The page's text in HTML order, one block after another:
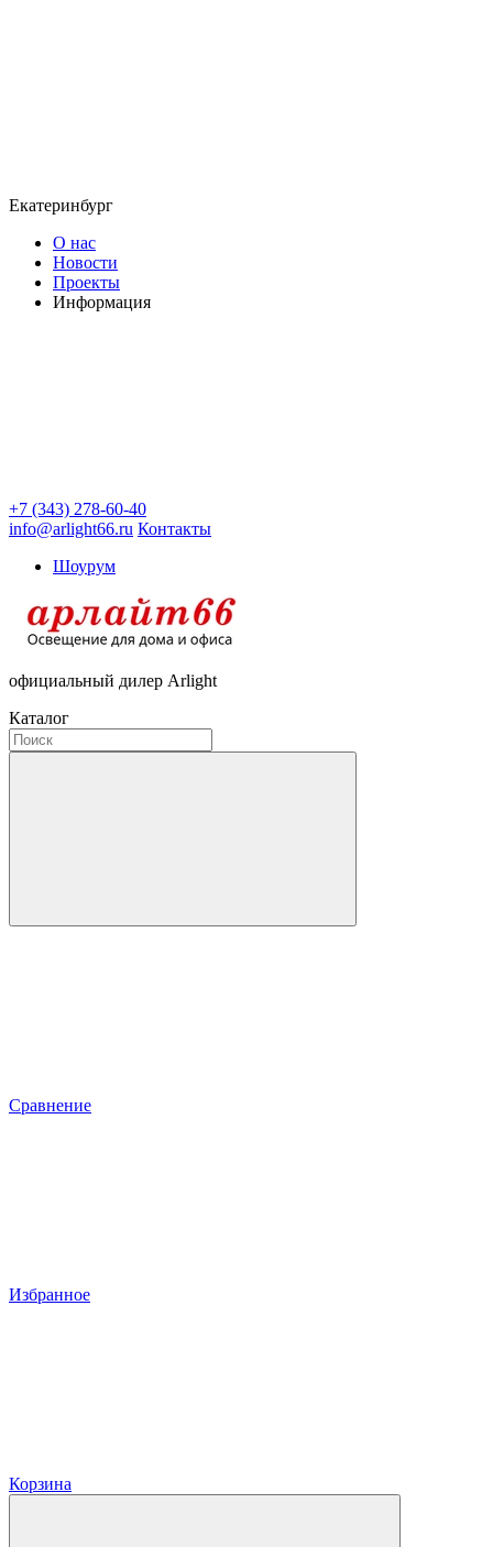
Екатеринбург
О нас
Новости
Проекты
Информация
+7 (343) 278-60-40
info@arlight66.ru Контакты
Шоурум
официальный дилер Arlight
Каталог
Сравнение
Избранное
Корзина